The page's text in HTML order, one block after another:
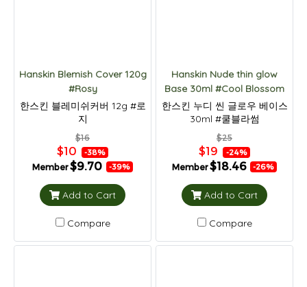
Hanskin Blemish Cover 120g
#Rosy
한스킨 블레미쉬커버 12g #로
지
$16
$10 -38%
Member$9.70 -39%
Add to Cart
Compare
Hanskin Nude thin glow
Base 30ml #Cool Blossom
한스킨 누디 씬 글로우 베이스
30ml #쿨블라썸
$25
$19 -24%
Member$18.46 -26%
Add to Cart
Compare